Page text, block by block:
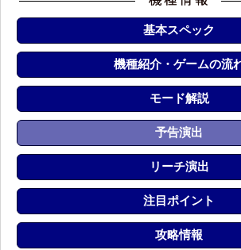
基本スペック
機種紹介・ゲームの流
モード解説
予告演出
リーチ演出
注目ポイント
攻略情報